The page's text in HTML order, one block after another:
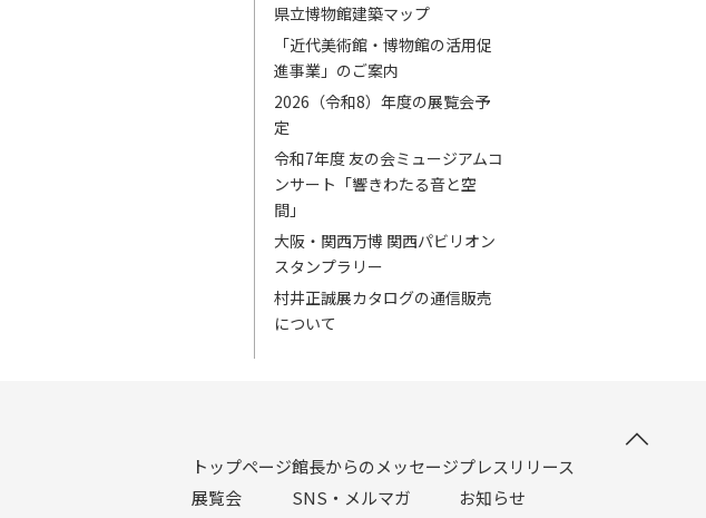
県立博物館建築マップ
「近代美術館・博物館の活用促
進事業」のご案内
2026（令和8）年度の展覧会予
定
令和7年度 友の会ミュージアムコ
ンサート「響きわたる音と空
間」
大阪・関西万博 関西パビリオン
スタンプラリー
村井正誠展カタログの通信販売
について
トップページ
展覧会
館長からのメッセージ
SNS・メルマガ
プレスリリース
お知らせ